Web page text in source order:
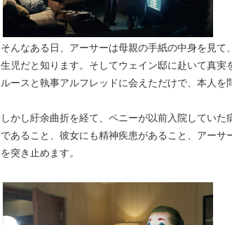
そんなある日、アーサーは母親の手紙の中身を見
生児だと知ります。そしてウェイン邸に赴いて真
ルースと執事アルフレッドに会えただけで、本人を
しかし紆余曲折を経て、ペニーが以前入院してい
であること、彼女にも精神疾患があること、アー
を突き止めます。